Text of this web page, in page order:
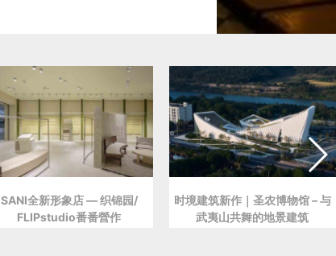
SANI全新形象店 — 织锦园/
FLIPstudio番番營作
时境建筑新作｜圣农博物馆 – 与
武夷山共舞的地景建筑